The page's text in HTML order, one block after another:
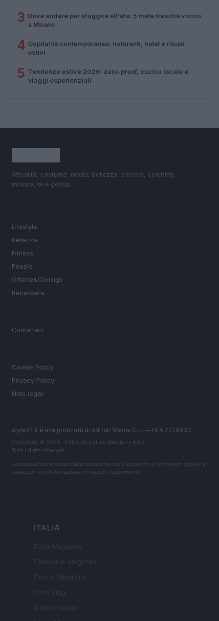
3 Dove andare per sfuggire all’afa: 5 mete fresche vicino
a Milano
4 Ospitalità contemporanea: ristoranti, hotel e rituali
estivi
5 Tendenze estive 2026: zero-proof, cucina locale e
viaggi esperienziali
Attualità, costume, moda, bellezza, cinema, celebrity,
musica, tv e gossip.
Lifestyle
Bellezza
Fitness
People
Offerte&Consigli
Benessere
Contattaci
Cookie Policy
Privacy Policy
Note legali
style24.it è una proprietà di AdHub Media S.r.l. — REA 2729933
Copyright © 2026 · Edito da AdHub Media — Italia
Tutti i diritti riservati
I contenuti sono curati dalla redazione con il supporto di strumenti digitali e
realizzati in collaborazione con autori indipendenti.
ITALIA
Casa Magazine
Cineverse Magazine
Donne Magazine
Food Blog
Milano Notizie